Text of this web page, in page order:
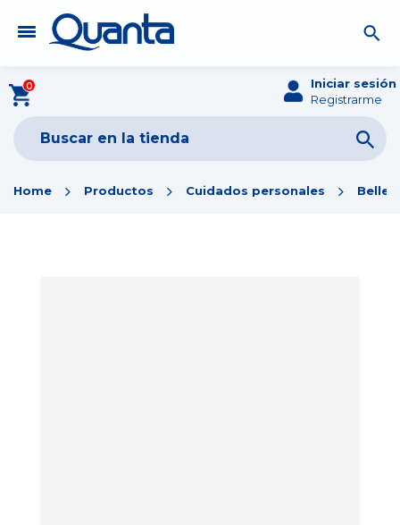
0
Iniciar sesión
Registrarme
Home Productos Cuidados personales